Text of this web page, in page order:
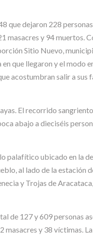
que dejaron 228
masacres y 94 muertos.
Sitio Nuevo,
que llegaron y el modo
acostumbran salir a sus
El recorrido
abajo a dieciséis
palafítico ubicado en la
al lado de la estación
y Trojas de
de 127 y 609 personas
y 38 víctimas.